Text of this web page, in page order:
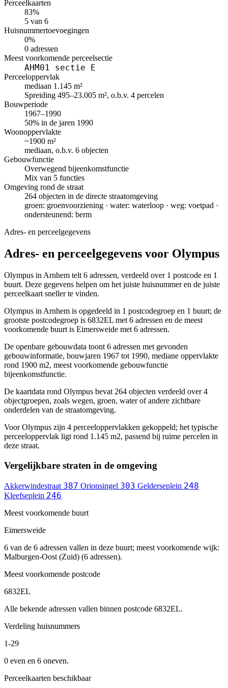
Perceelkaarten
83%
5 van 6
Huisnummertoevoegingen
0%
0 adressen
Meest voorkomende perceelsectie
AHM01 sectie E
Perceeloppervlak
mediaan 1.145 m²
Spreiding 495–23.005 m², o.b.v. 4 percelen
Bouwperiode
1967–1990
50% in de jaren 1990
Woonoppervlakte
~1900 m²
mediaan, o.b.v. 6 objecten
Gebouwfunctie
Overwegend bijeenkomstfunctie
Mix van 5 functies
Omgeving rond de straat
264 objecten in de directe straatomgeving
groen: groenvoorziening · water: waterloop · weg: voetpad ·
ondersteunend: berm
Adres- en perceelgegevens
Adres- en perceelgegevens voor Olympus
Olympus in Arnhem telt 6 adressen, verdeeld over 1 postcode en 1
buurt. Deze gegevens helpen om het juiste huisnummer en de juiste
perceelkaart sneller te vinden.
Olympus in Arnhem is opgedeeld in 1 postcodegroep en 1 buurt; de
grootste postcodegroep is 6832EL met 6 adressen en de meest
voorkomende buurt is Eimersweide met 6 adressen.
De openbare gebouwdata toont 6 adressen met gevonden
gebouwinformatie, bouwjaren 1967 tot 1990, mediane oppervlakte
rond 1900 m2, meest voorkomende gebouwfunctie
bijeenkomstfunctie.
De kaartdata rond Olympus bevat 264 objecten verdeeld over 4
objectgroepen, zoals wegen, groen, water of andere zichtbare
onderdelen van de straatomgeving.
Voor Olympus zijn 4 perceeloppervlakken gekoppeld; het typische
perceeloppervlak ligt rond 1.145 m2, passend bij ruime percelen in
deze straat.
Vergelijkbare straten in de omgeving
Akkerwindestraat 387 Orionsingel 303 Gelderseplein 248
Kleefseplein 246
Meest voorkomende buurt
Eimersweide
6 van de 6 adressen vallen in deze buurt; meest voorkomende wijk:
Malburgen-Oost (Zuid) (6 adressen).
Meest voorkomende postcode
6832EL
Alle bekende adressen vallen binnen postcode 6832EL.
Verdeling huisnummers
1-29
0 even en 6 oneven.
Perceelkaarten beschikbaar